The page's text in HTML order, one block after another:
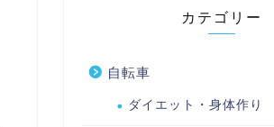
カテゴリー
自転車
ダイエット・身体作り